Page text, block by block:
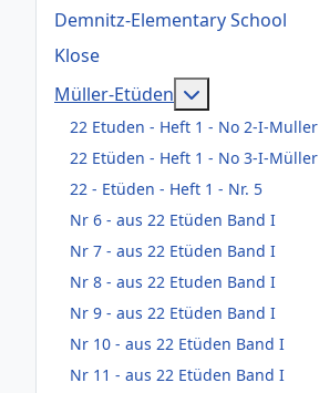
Demnitz-Elementary School
Klose
Müller-Etüden
22 Etuden - Heft 1 - No 2-I-Muller
22 Etüden - Heft 1 - No 3-I-Müller
22 - Etüden - Heft 1 - Nr. 5
Nr 6 - aus 22 Etüden Band I
Nr 7 - aus 22 Etüden Band I
Nr 8 - aus 22 Etuden Band I
Nr 9 - aus 22 Etüden Band I
Nr 10 - aus 22 Etüden Band I
Nr 11 - aus 22 Etüden Band I